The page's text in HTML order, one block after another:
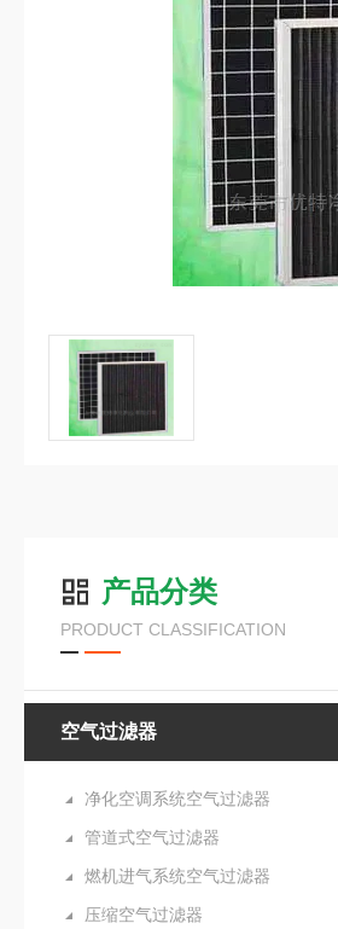
产品分类
PRODUCT CLASSIFICATION
空气过滤器
净化空调系统空气过滤器
管道式空气过滤器
燃机进气系统空气过滤器
压缩空气过滤器